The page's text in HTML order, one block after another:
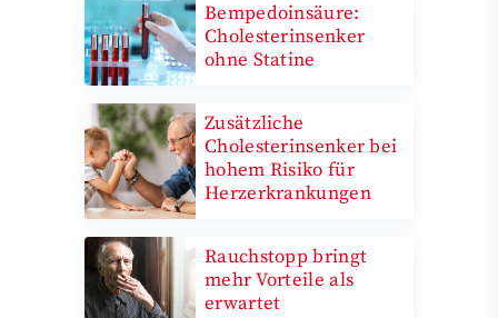
Bempedoinsäure:
Cholesterinsenker
ohne Statine
Zusätzliche
Cholesterinsenker bei
hohem Risiko für
Herzerkrankungen
Rauchstopp bringt
mehr Vorteile als
erwartet